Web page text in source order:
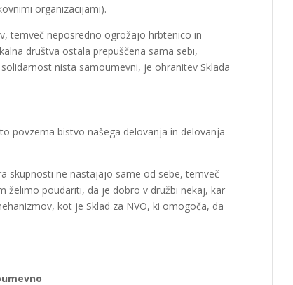
organizacijami).
temveč neposredno ogrožajo hrbtenico in
društva ostala prepuščena sama sebi,
nista samoumevni, je ohranitev Sklada
povzema bistvo našega delovanja in delovanja
skupnosti ne nastajajo same od sebe, temveč
želimo poudariti, da je dobro v družbi nekaj, kar
kot je Sklad za NVO, ki omogoča, da